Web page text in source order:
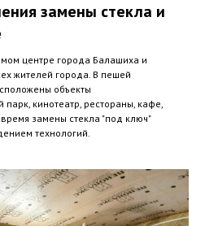
замены стекла и
центре города Балашиха и
жителей города. В пешей
объекты
парк, кинотеатр, рестораны, кафе,
замены стекла "под ключ"
технологий.